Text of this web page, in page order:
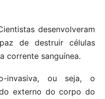
desenvolveram
de destruir células
corrente sanguínea.
invasiva, ou seja, o
externo do corpo do